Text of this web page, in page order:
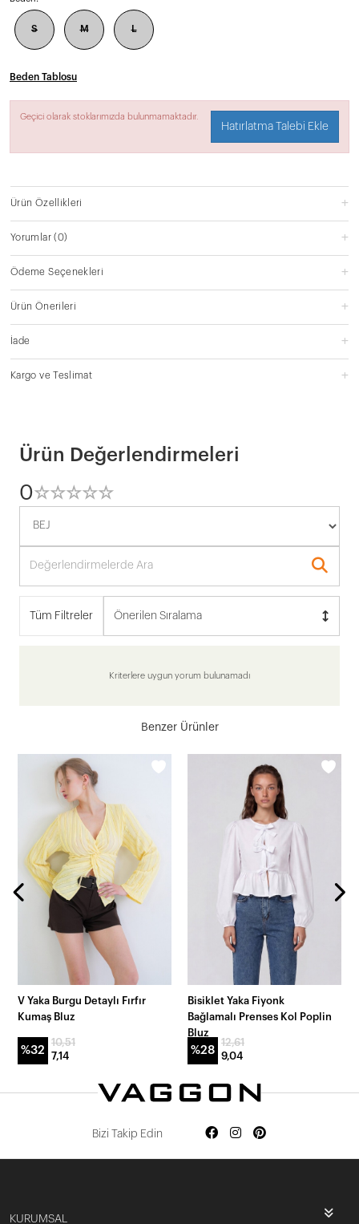
S M L
Beden Tablosu
Geçici olarak stoklarımızda bulunmamaktadır.
Hatırlatma Talebi Ekle
Ürün Özellikleri
Yorumlar(0)
Ödeme Seçenekleri
Ürün Önerileri
İade
Kargo ve Teslimat
Ürün Değerlendirmeleri
0☆☆☆☆☆
★★★★★
Tüm Filtreler Önerilen Sıralama
Kriterlere uygun yorum bulunamadı
Benzer Ürünler
V Yaka Burgu Detaylı Fırfır
Kumaş Bluz
%32
10,51
7,14
Bisiklet Yaka Fiyonk
Bağlamalı Prenses Kol Poplin
Bluz
%28
12,61
9,04
Bizi Takip Edin
KURUMSAL